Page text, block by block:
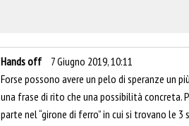
Hands off
7 Giugno 2019, 10:11
Forse possono avere un pelo di speranze un
una frase di rito che una possibilità concreta.
parte nel “girone di ferro” in cui si trovano le 3